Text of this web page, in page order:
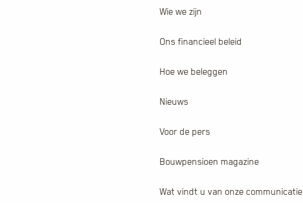
Wie we zijn
Ons financieel beleid
Hoe we beleggen
Nieuws
Voor de pers
Bouwpensioen magazine
Wat vindt u van onze communicatie